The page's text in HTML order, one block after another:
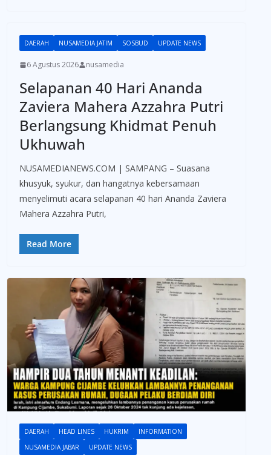
DAERAH NUSAMEDIA JATIM SOSBUD UPDATE NEWS
6 Agustus 2026 nusamedia
Selapanan 40 Hari Ananda
Zaviera Mahera Azzahra Putri
Berlangsung Khidmat Penuh
Ukhuwah
NUSAMEDIANEWS.COM | SAMPANG – Suasana
khusyuk, syukur, dan hangatnya kebersamaan
menyelimuti acara selapanan 40 hari Ananda Zaviera
Mahera Azzahra Putri,
Read More
DAERAH HEAD LINES HUKRIM
INFORMATION
NUSAMEDIA JABAR
UPDATE NEWS